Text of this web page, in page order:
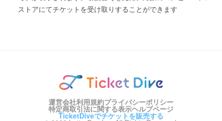
ストアにてチケットを受け取りすることができます
運営会社利用規約プライバシーポリシー
特定商取引法に関する表示ヘルプページ
TicketDiveでチケットを販売する